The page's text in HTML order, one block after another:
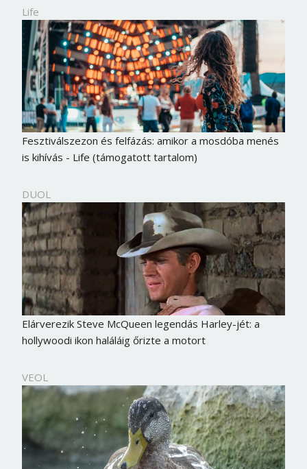
Life
Fesztiválszezon és felfázás: amikor a mosdóba menés
is kihívás - Life (támogatott tartalom)
DUOL
Elárverezik Steve McQueen legendás Harley-jét: a
hollywoodi ikon haláláig őrizte a motort
VEOL